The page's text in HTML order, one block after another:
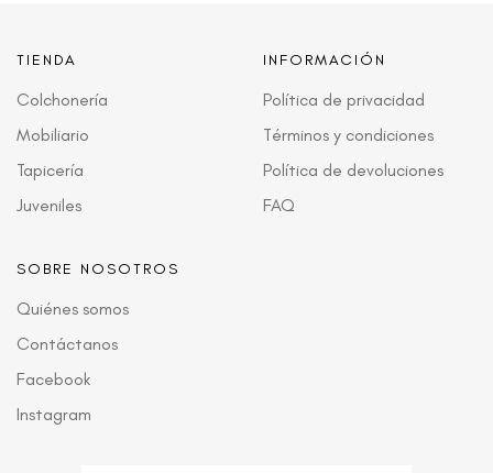
TIENDA
Colchonería
Mobiliario
Tapicería
Juveniles
INFORMACIÓN
Política de privacidad
Términos y condiciones
Política de devoluciones
FAQ
SOBRE NOSOTROS
Quiénes somos
Contáctanos
Facebook
Instagram